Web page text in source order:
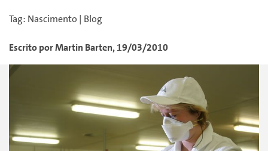
Tag: Nascimento | Blog
Escrito porMartin Barten,19/03/2010